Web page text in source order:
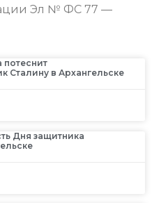
Эл № ФС 77 —
Сталину в Архангельске
Дня защитника